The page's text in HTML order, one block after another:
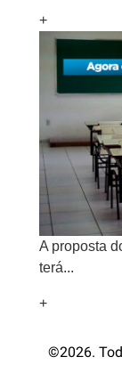
+
A proposta
terá...
+
©2026.